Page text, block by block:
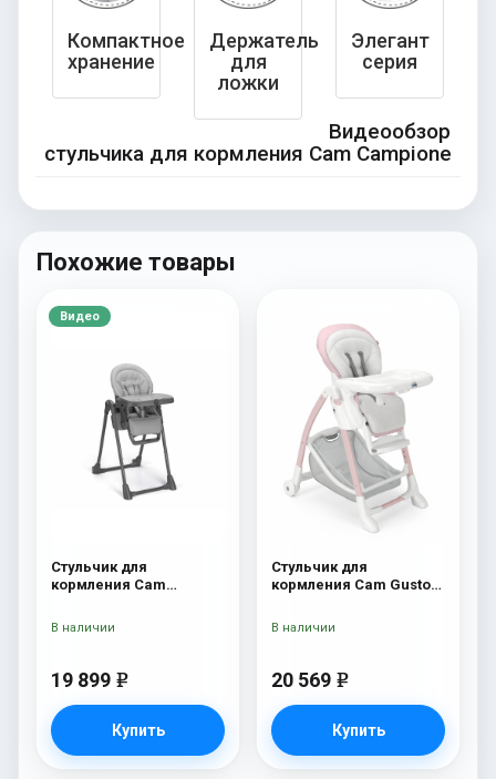
Компактное
хранение
Держатель
для
ложки
Элегант
серия
Видеообзор
стульчика для кормления Cam Campione
Похожие товары
Видео
Стульчик для
кормления Cam
серый
19 899 e
Купить
В наличии
Стульчик для
кормления Cam Gusto
20 569 e
Купить
В наличии